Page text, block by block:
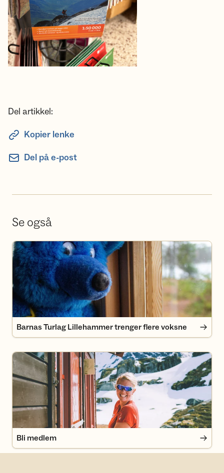
Del artikkel:
Kopier lenke
Del på e-post
Se også
Barnas Turlag Lillehammer trenger flere voksne
Barnas Turlag Lillehammer trenger flere voksne
Bli medlem
Bli medlem